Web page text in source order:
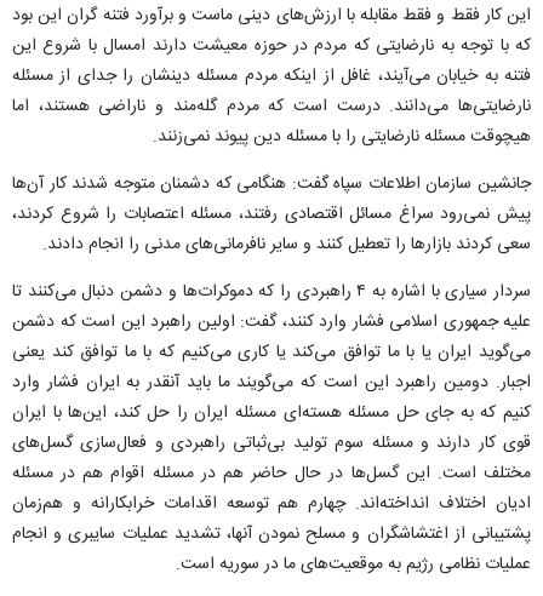
این کار فقط و فقط مقابله با ارزش‌های دینی ماست و برآورد فتنه گران این بود
که با توجه به نارضایتی که مردم در حوزه معیشت دارند امسال با شروع این
فتنه به خیابان می‌آیند، غافل از اینکه مردم مسئله دینشان را جدای از مسئله
نارضایتی‌ها می‌دانند. درست است که مردم گله‌مند و ناراضی هستند، اما
هیچوقت مسئله نارضایتی را با مسئله دین پیوند نمی‌زنند.
جانشین سازمان اطلاعات سپاه گفت: هنگامی که دشمنان متوجه شدند کار آن‌ها
پیش نمی‌رود سراغ مسائل اقتصادی رفتند، مسئله اعتصابات را شروع کردند،
سعی کردند بازار‌ها را تعطیل کنند و سایر نافرمانی‌های مدنی را انجام دادند.
سردار سیاری با اشاره به ۴ راهبردی را که دموکرات‌ها و دشمن دنبال می‌کنند تا
علیه جمهوری اسلامی فشار وارد کنند، گفت: اولین راهبرد این است که دشمن
می‌گوید ایران یا با ما توافق می‌کند یا کاری می‌کنیم که با ما توافق کند یعنی
اجبار. دومین راهبرد این است که می‌گویند ما باید آنقدر به ایران فشار وارد
کنیم که به جای حل مسئله هسته‌ای مسئله ایران را حل کند، این‌ها با ایران
قوی کار دارند و مسئله سوم تولید بی‌ثباتی راهبردی و فعال‌سازی گسل‌های
مختلف است. این گسل‌ها در حال حاضر هم در مسئله اقوام هم در مسئله
ادیان اختلاف انداخته‌اند. چهارم هم توسعه اقدامات خرابکارانه و هم‌زمان
پشتیبانی از اغتشاشگران و مسلح نمودن آنها، تشدید عملیات سایبری و انجام
عملیات نظامی رژیم به موقعیت‌های ما در سوریه است.